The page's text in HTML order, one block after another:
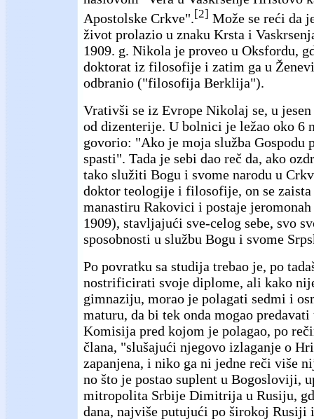
Apostolske Crkve".[2] Može se reći da
život prolazio u znaku Krsta i
1909. g. Nikola je proveo u Oksfordu,
doktorat iz filosofije i zatim ga u
odbranio ("filosofija Berklija").
Vrativši se iz Evrope Nikolaj se, u
od dizenterije. U bolnici je ležao oko 6
govorio: "Ako je moja služba Gospodu
spasti". Tada je sebi dao reč da, ako
tako služiti Bogu i svome narodu u
doktor teologije i filosofije, on se
manastiru Rakovici i postaje
1909), stavljajući sve-celog sebe, svo
sposobnosti u službu Bogu i svome
Po povratku sa studija trebao je, po
nostrificirati svoje diplome, ali kako
gimnaziju, morao je polagati sedmi i
maturu, da bi tek onda mogao
Komisija pred kojom je polagao, po
člana, "slušajući njegovo izlaganje o
zapanjena, i niko ga ni jedne reči više
no što je postao suplent u Bogosloviji,
mitropolita Srbije Dimitrija u Rusiju,
dana, najviše putujući po širokoj Rusiji